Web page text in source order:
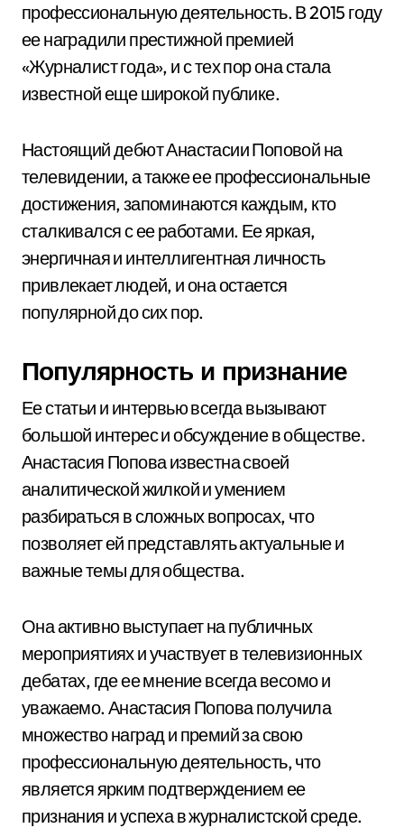
профессиональную деятельность. В 2015 году
ее наградили престижной премией
«Журналист года», и с тех пор она стала
известной еще широкой публике.
Настоящий дебют Анастасии Поповой на
телевидении, а также ее профессиональные
достижения, запоминаются каждым, кто
сталкивался с ее работами. Ее яркая,
энергичная и интеллигентная личность
привлекает людей, и она остается
популярной до сих пор.
Популярность и признание
Ее статьи и интервью всегда вызывают
большой интерес и обсуждение в обществе.
Анастасия Попова известна своей
аналитической жилкой и умением
разбираться в сложных вопросах, что
позволяет ей представлять актуальные и
важные темы для общества.
Она активно выступает на публичных
мероприятиях и участвует в телевизионных
дебатах, где ее мнение всегда весомо и
уважаемо. Анастасия Попова получила
множество наград и премий за свою
профессиональную деятельность, что
является ярким подтверждением ее
признания и успеха в журналистской среде.